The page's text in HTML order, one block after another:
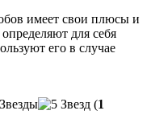
имеет свои плюсы и
для себя
его в случае
(1